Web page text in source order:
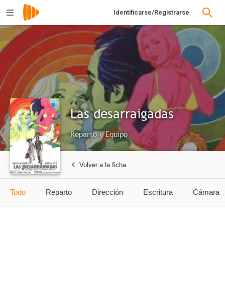
Identificarse/Registrarse
Las desarraigadas
Reparto y Equipo
Volver a la ficha
Todo Reparto Dirección Escritura Cámara